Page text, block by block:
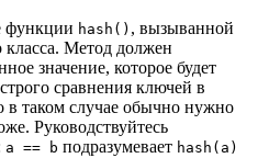
функции hash() , вызыванной
класса. Метод должен
значение, которое будет
сравнения ключей в
в таком случае обычно нужно
Руководствуйтесь
a == b подразумевает hash(a)